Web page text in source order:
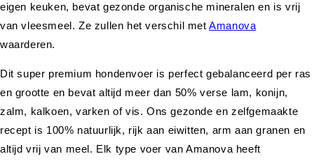
eigen keuken, bevat gezonde organische mineralen en is vrij
van vleesmeel. Ze zullen het verschil metAmanova
waarderen.
Dit super premium hondenvoer is perfect gebalanceerd per ras
en grootte en bevat altijd meer dan 50% verse lam, konijn,
zalm, kalkoen, varken of vis. Ons gezonde en zelfgemaakte
recept is 100% natuurlijk, rijk aan eiwitten, arm aan granen en
altijd vrij van meel. Elk type voer van Amanova heeft